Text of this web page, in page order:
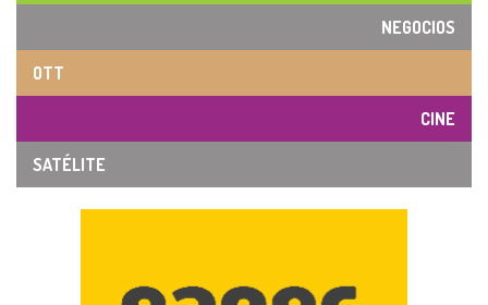
NEGOCIOS
OTT
CINE
SATÉLITE